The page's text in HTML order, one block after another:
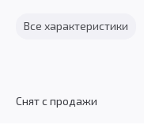
Все характеристики
Снят с продажи